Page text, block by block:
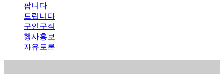
팝니다
드립니다
구인구직
행사홍보
자유토론